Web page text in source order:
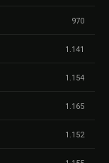
970
1.141
1.154
1.165
1.152